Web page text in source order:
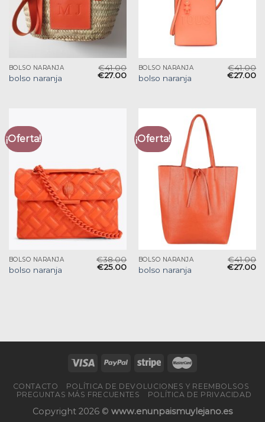
BOLSO NARANJA
bolso naranja
€41.00
€27.00
BOLSO NARANJA
bolso naranja
€41.00
€27.00
¡Oferta!
BOLSO NARANJA
bolso naranja
€38.00
€25.00
¡Oferta!
BOLSO NARANJA
bolso naranja
€41.00
€27.00
CONTACTO
POLÍTICA DE DEVOLUCIONES Y REEMBOLSOS
PREGUNTAS MÁS FRECUENTES
POLÍTICA DE PRIVACIDAD
Copyright 2026 © www.enunpaismuylejano.es